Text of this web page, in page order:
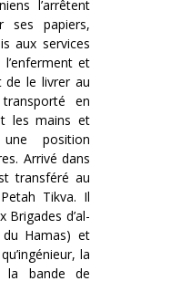
l’arrêtent
ses papiers,
aux services
et
de le livrer au
en
les mains et
position
Arrivé dans
transféré au
Tikva. Il
Brigades d’al-
du Hamas) et
la
la bande de